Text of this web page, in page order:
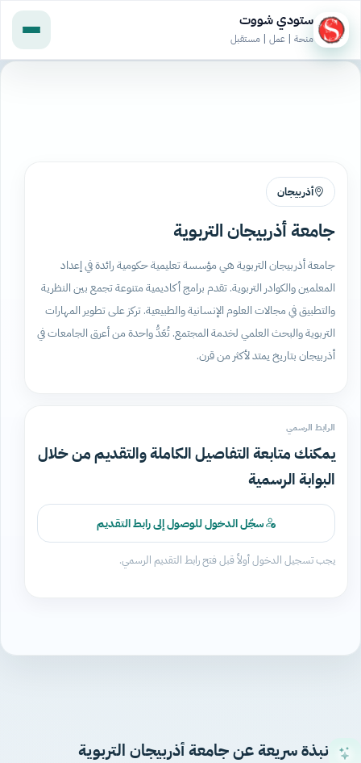
ستودي شووت
منحة | عمل | مستقبل
أذربيجان
جامعة أذربيجان التربوية
جامعة أذربيجان التربوية هي مؤسسة تعليمية حكومية رائدة في إعداد
المعلمين والكوادر التربوية. تقدم برامج أكاديمية متنوعة تجمع بين النظرية
والتطبيق في مجالات العلوم الإنسانية والطبيعية. تركز على تطوير المهارات
التربوية والبحث العلمي لخدمة المجتمع. تُعَدُّ واحدة من أعرق الجامعات في
أذربيجان بتاريخ يمتد لأكثر من قرن.
الرابط الرسمي
يمكنك متابعة التفاصيل الكاملة والتقديم من خلال
البوابة الرسمية
سجّل الدخول للوصول إلى رابط التقديم
يجب تسجيل الدخول أولاً قبل فتح رابط التقديم الرسمي.
نبذة سريعة عن جامعة أذربيجان التربوية